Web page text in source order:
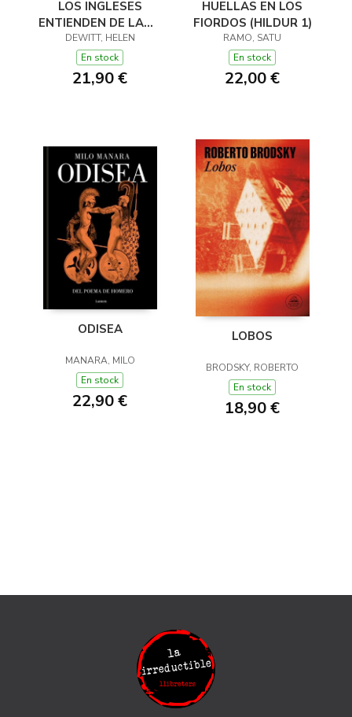
LOS INGLESES
ENTIENDEN DE LANA
(Y OTROS TRUCOS)
DEWITT, HELEN
En stock
21,90 €
HUELLAS EN LOS
FIORDOS (HILDUR 1)
RAMO, SATU
En stock
22,00 €
ODISEA
MANARA, MILO
En stock
22,90 €
LOBOS
BRODSKY, ROBERTO
En stock
18,90 €